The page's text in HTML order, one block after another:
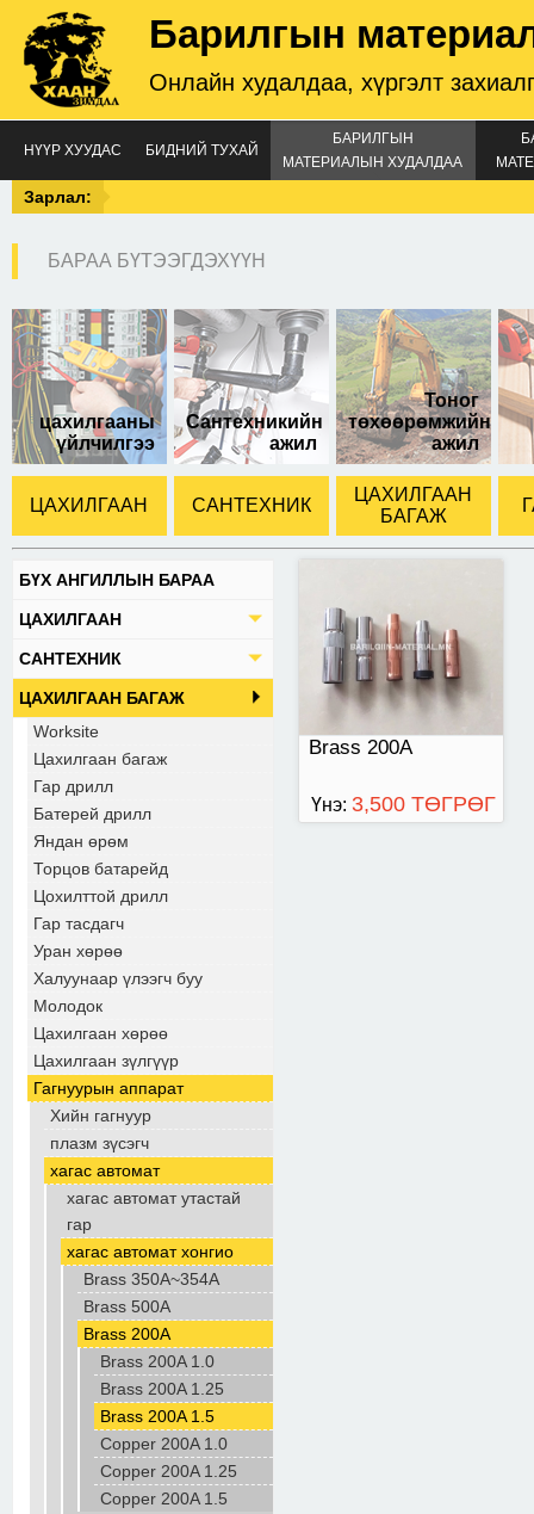
Барилгын
Онлайн худалдаа, хүргэлт
НҮҮР ХУУДАС БИДНИЙ ТУХАЙ
БАРИЛГЫН
МАТЕРИАЛЫН ХУДАЛДАА
Зарлал:
БАРАА БҮТЭЭГДЭХҮҮН
цахилгааны
үйлчилгээ
Сантехникийн
ажил
Тоног
төхөөрөмжийн
ажил
ЦАХИЛГААН САНТЕХНИК
ЦАХИЛГААН
БАГАЖ
БҮХ АНГИЛЛЫН БАРАА
ЦАХИЛГААН
САНТЕХНИК
ЦАХИЛГААН БАГАЖ
Worksite
Цахилгаан багаж
Гар дрилл
Батерей дрилл
Яндан өрөм
Торцов батарейд
Цохилттой дрилл
Гар тасдагч
Уран хөрөө
Халуунаар үлээгч буу
Молодок
Цахилгаан хөрөө
Цахилгаан зүлгүүр
Гагнуурын аппарат
Хийн гагнуур
плазм зүсэгч
хагас автомат
хагас автомат утастай
гар
хагас автомат хонгио
Brass 350A~354A
Brass 500A
Brass 200A
Brass 200A 1.0
Brass 200A 1.25
Brass 200A 1.5
Copper 200A 1.0
Copper 200A 1.25
Copper 200A 1.5
Brass 200A
Brass 200A
Үнэ: 3,500 ТӨГРӨГ